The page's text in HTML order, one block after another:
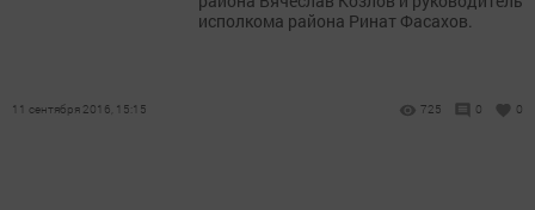
исполкома района Ринат Фасахов.
11 сентября 2016, 15:15 725 0 0